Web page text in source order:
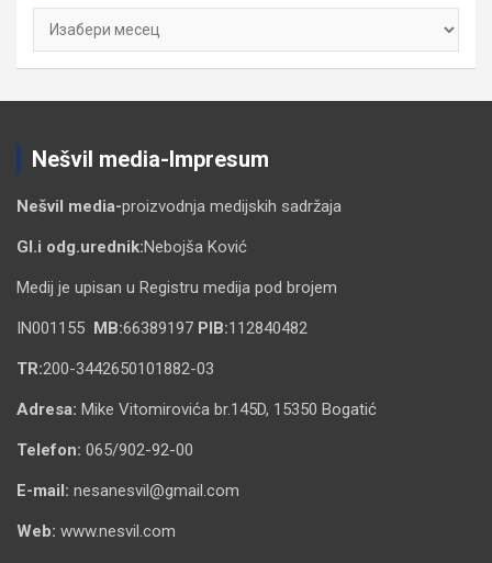
Архиве
Nešvil media-Impresum
Nešvil media-proizvodnja medijskih sadržaja
Gl.i odg.urednik:Nebojša Ković
Medij je upisan u Registru medija pod brojem
IN001155 MB:66389197 PIB:112840482
TR:200-3442650101882-03
Adresa: Mike Vitomirovića br.145D, 15350 Bogatić
Telefon: 065/902-92-00
E-mail: nesanesvil@gmail.com
Web: www.nesvil.com